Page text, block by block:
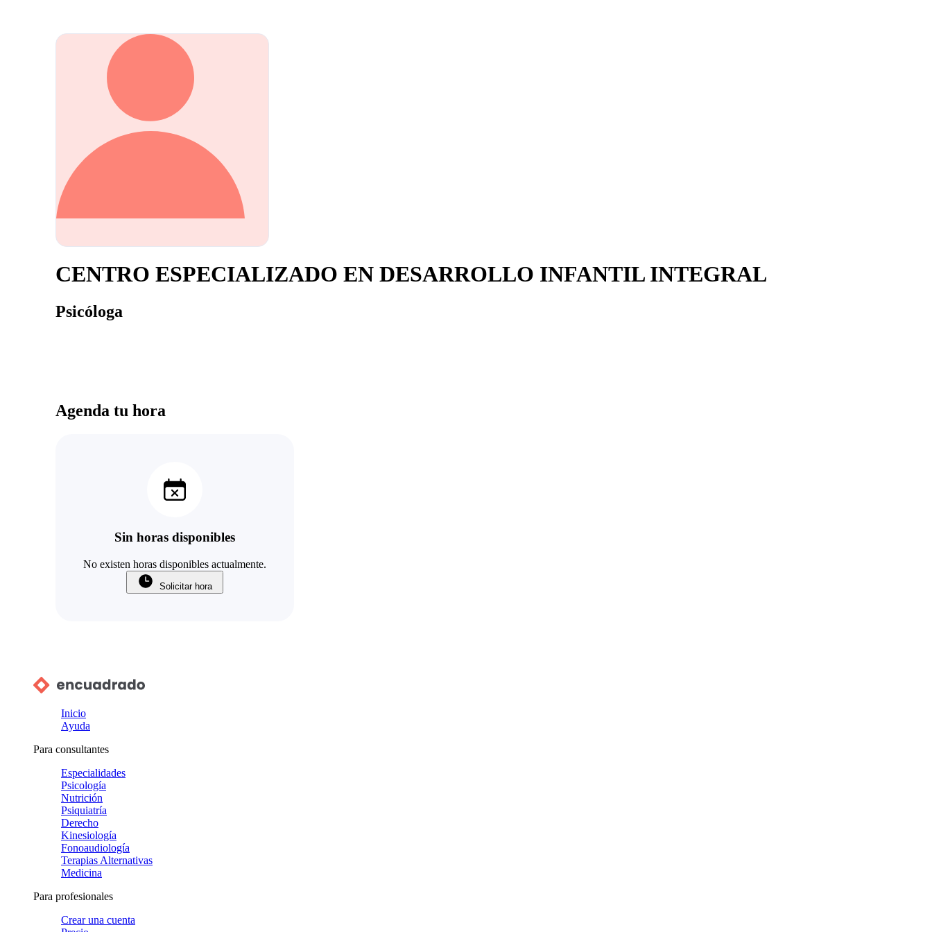
CENTRO ESPECIALIZADO EN DESARROLLO INFANTIL INTEGRAL
Psicóloga
Agenda tu hora
Sin horas disponibles
No existen horas disponibles actualmente.
Solicitar hora
Inicio
Ayuda
Para consultantes
Especialidades
Psicología
Nutrición
Psiquiatría
Derecho
Kinesiología
Fonoaudiología
Terapias Alternativas
Medicina
Para profesionales
Crear una cuenta